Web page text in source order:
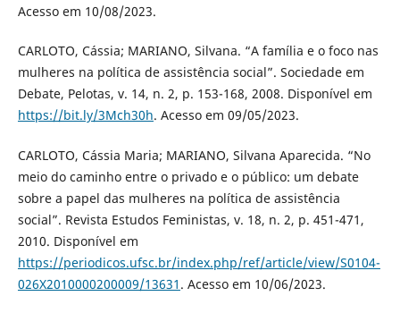
Acesso em 10/08/2023.
CARLOTO, Cássia; MARIANO, Silvana. “A família e o foco nas
mulheres na política de assistência social”. Sociedade em
Debate, Pelotas, v. 14, n. 2, p. 153-168, 2008. Disponível em
https://bit.ly/3Mch30h. Acesso em 09/05/2023.
CARLOTO, Cássia Maria; MARIANO, Silvana Aparecida. “No
meio do caminho entre o privado e o público: um debate
sobre a papel das mulheres na política de assistência
social”. Revista Estudos Feministas, v. 18, n. 2, p. 451-471,
2010. Disponível em
https://periodicos.ufsc.br/index.php/ref/article/view/S0104-
026X2010000200009/13631 . Acesso em 10/06/2023.